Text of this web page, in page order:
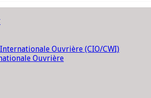
Ouvrière (CIO/CWI)
Ouvrière